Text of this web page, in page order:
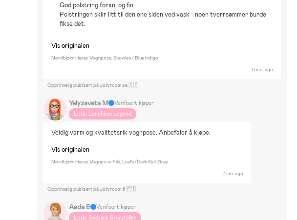
God polstring foran, og fin
Polstringen sklir litt til den ene siden ved vask - noen tverrsømmer burde
fikse det.
Vis originalen
Nordbjørn Hazey Vognpose, Snowleo/ Blue Indigo
6 mo. ago
Opprinnelig publisert på Jollyroom.se 🇸🇪
Yelyzaveta M
Verifisert kjøper
Little Lunchbox Legend
Veldig varm og kvalitetsrik vognpose. Anbefaler å kjøpe.
Vis originalen
Nordbjørn Hazey Vognpose Pilé, Leafs/Dark Gull Grey
7 mo. ago
Opprinnelig publisert på Jollyroom.fi 🇫🇮
Aada E
Verifisert kjøper
Little Bedtime Storyteller